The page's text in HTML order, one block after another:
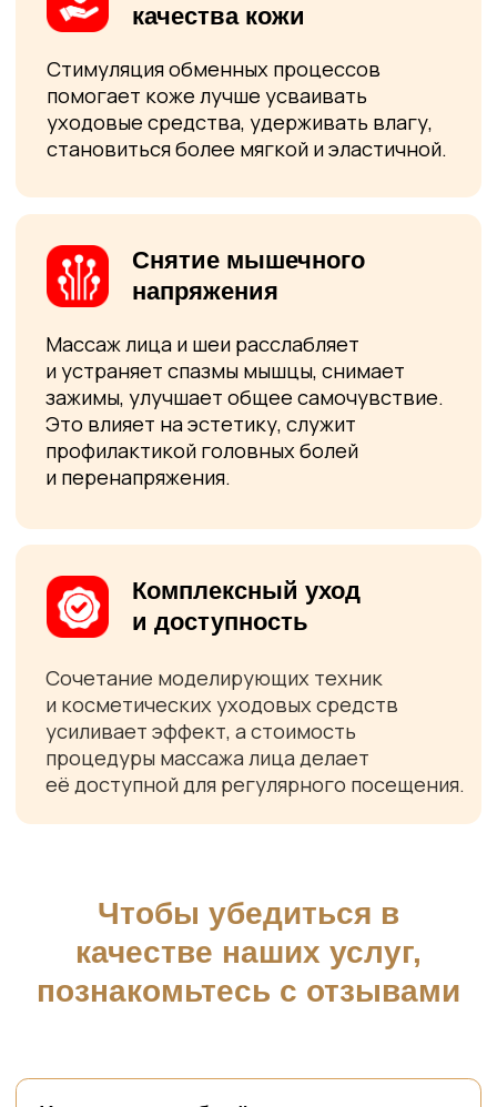
Я даюсогласие на обработку
персональных данных в соответствии
сПолитикой обработки персональных
Я даюсогласие на получение
Записаться